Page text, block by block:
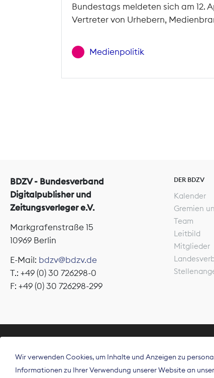
Bundestags meldeten sich am 12.
Vertreter von Urhebern,
Medienpolitik
BDZV - Bundesverband
Digitalpublisher und
Zeitungsverleger e.V.
Markgrafenstraße 15
10969 Berlin
E-Mail: bdzv@bdzv.de
T.: +49 (0) 30 726298-0
F: +49 (0) 30 726298-299
DER BDZV
Kalender
Gremien
Team
Leitbild
Mitglieder
Der
Wir verwenden Cookies, um Inhalte und Anzeigen zu
Informationen zu Ihrer Verwendung unserer Website an